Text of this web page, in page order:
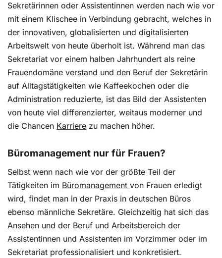
Assistenz forever? Wagen Sie den Sprung in die
Führungsrolle
Der Wechsel von der Assistenz in eine
Führungsrolle bringt Herausforderungen mit sich.
Doch Führung lässt sich lernen – mit Motivation,
Handwerk und einem klaren Plan. Eine erfahrene
Kollegin erzählt aus der Praxis und gibt Tipps.
Sichtbar erfolgreich im Homeoffice
Sehnsuchtsort zu sein. Doch was macht es
eigentlich mit der Karriere, wenn man sich in der
Firma kaum noch blicken lässt? Erfahrungen und
Tipps von zwei Expertinnen, damit das Arbeiten
von Zuhause keine Sackgasse für die berufliche
Entwicklung wird.
Sekretärinnen oder Assistentinnen werden nach wie vor
mit einem Klischee in Verbindung gebracht, welches in
der innovativen, globalisierten und digitalisierten
Arbeitswelt von heute überholt ist. Während man das
Sekretariat vor einem halben Jahrhundert als reine
Frauendomäne verstand und den Beruf der Sekretärin
auf Alltagstätigkeiten wie Kaffeekochen oder die
Administration reduzierte, ist das Bild der Assistenten
von heute viel differenzierter, weitaus moderner und
die Chancen Karriere zu machen höher.
Büromanagement nur für Frauen?
Selbst wenn nach wie vor der größte Teil der
Tätigkeiten im Büromanagement von Frauen erledigt
wird, findet man in der Praxis in deutschen Büros
ebenso männliche Sekretäre. Gleichzeitig hat sich das
Ansehen und der Beruf und Arbeitsbereich der
Assistentinnen und Assistenten im Vorzimmer oder im
Sekretariat professionalisiert und konkretisiert.